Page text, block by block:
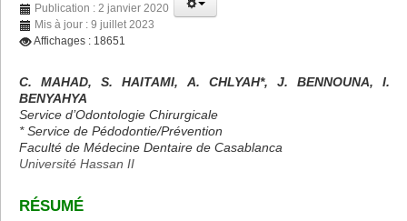
Publication : 2 janvier 2020
Mis à jour : 9 juillet 2023
Affichages : 18651
C. MAHAD, S. HAITAMI, A. CHLYAH*, J. BENNOUNA, I.
BENYAHYA
Service d’Odontologie Chirurgicale
* Service de Pédodontie/Prévention
Faculté de Médecine Dentaire de Casablanca
Université Hassan II
RÉSUMÉ